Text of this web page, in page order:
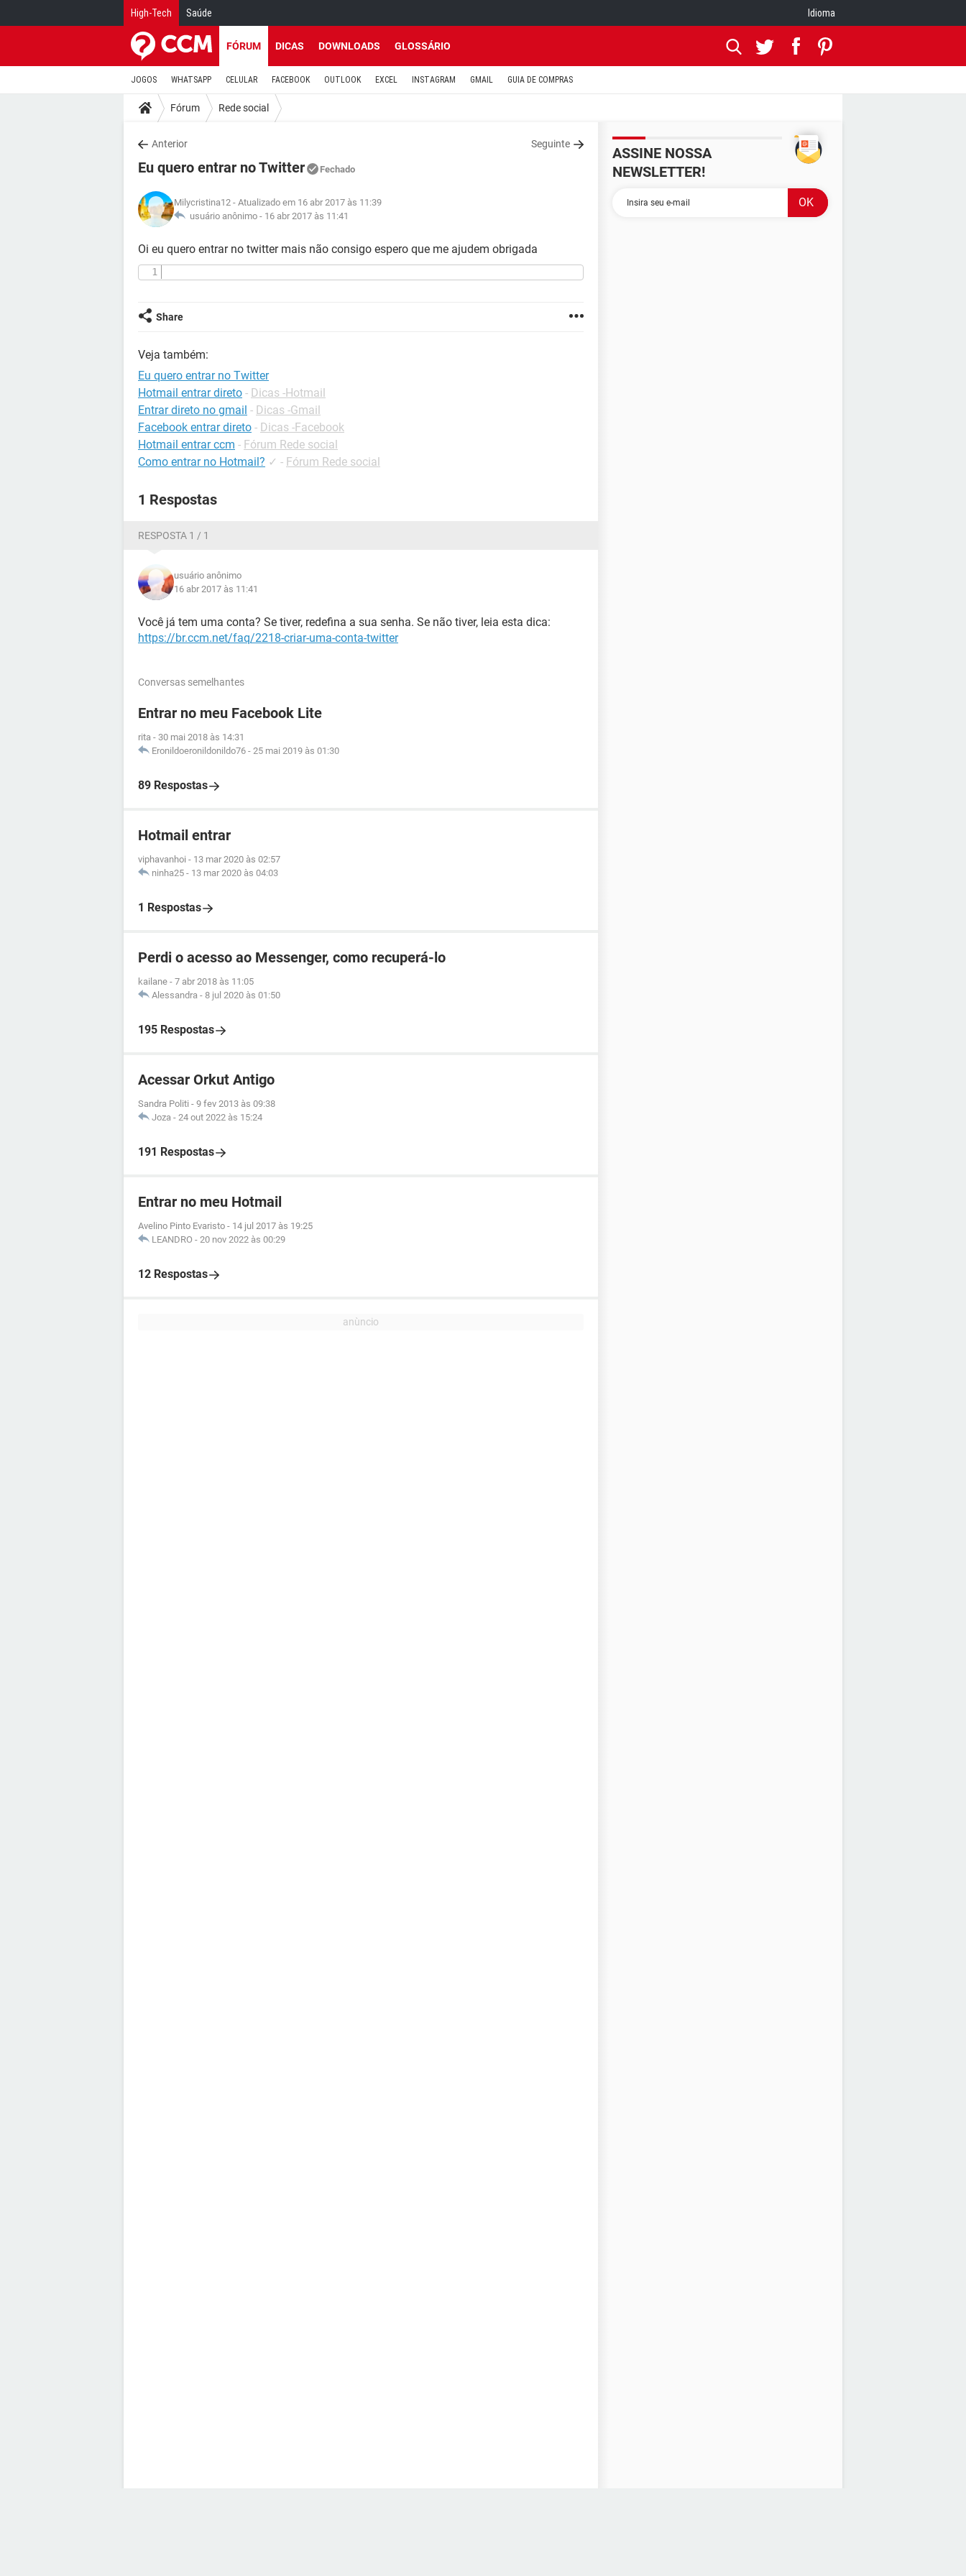
High-Tech Saúde Idioma
FÓRUM DICAS DOWNLOADS GLOSSÁRIO
JOGOS WHATSAPP CELULAR FACEBOOK OUTLOOK EXCEL INSTAGRAM GMAIL GUIA DE COMPRAS
Fórum Rede social
Anterior Seguinte
Eu quero entrar no Twitter Fechado
Milycristina12 - Atualizado em 16 abr 2017 às 11:39
usuário anônimo - 16 abr 2017 às 11:41
Oi eu quero entrar no twitter mais não consigo espero que me ajudem obrigada
Share
Veja também:
Eu quero entrar no Twitter
Hotmail entrar direto - Dicas -Hotmail
Entrar direto no gmail - Dicas -Gmail
Facebook entrar direto - Dicas -Facebook
Hotmail entrar ccm - Fórum Rede social
Como entrar no Hotmail? ✓ - Fórum Rede social
1 Respostas
RESPOSTA 1 / 1
usuário anônimo
16 abr 2017 às 11:41
Você já tem uma conta? Se tiver, redefina a sua senha. Se não tiver, leia esta dica:
https://br.ccm.net/faq/2218-criar-uma-conta-twitter
Conversas semelhantes
Entrar no meu Facebook Lite
rita - 30 mai 2018 às 14:31
Eronildoeronildonildo76 - 25 mai 2019 às 01:30
89 Respostas
Hotmail entrar
viphavanhoi - 13 mar 2020 às 02:57
ninha25 - 13 mar 2020 às 04:03
1 Respostas
Perdi o acesso ao Messenger, como recuperá-lo
kailane - 7 abr 2018 às 11:05
Alessandra - 8 jul 2020 às 01:50
195 Respostas
Acessar Orkut Antigo
Sandra Politi - 9 fev 2013 às 09:38
Joza - 24 out 2022 às 15:24
191 Respostas
Entrar no meu Hotmail
Avelino Pinto Evaristo - 14 jul 2017 às 19:25
LEANDRO - 20 nov 2022 às 00:29
12 Respostas
ASSINE NOSSA
NEWSLETTER!